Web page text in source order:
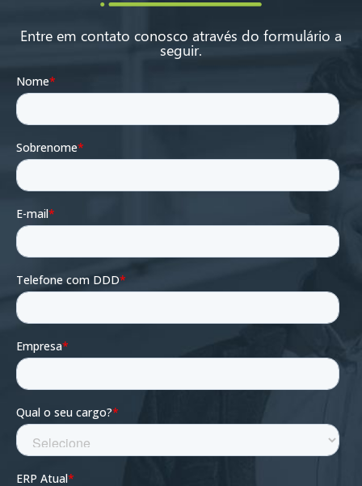
Entre em contato conosco através do formulário a
seguir.